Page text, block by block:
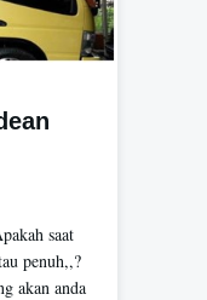
saat
penuh,,?
akan anda